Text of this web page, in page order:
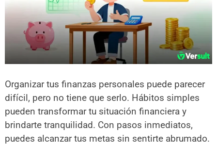
Organizar tus finanzas personales puede parecer
difícil, pero no tiene que serlo. Hábitos simples
pueden transformar tu situación financiera y
brindarte tranquilidad. Con pasos inmediatos,
puedes alcanzar tus metas sin sentirte abrumado.